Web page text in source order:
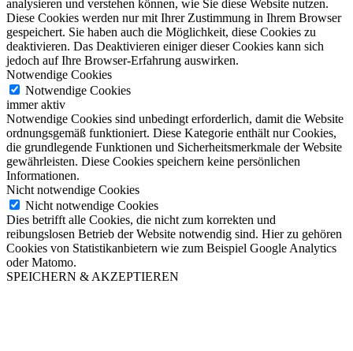
analysieren und verstehen können, wie Sie diese Website nutzen.
Diese Cookies werden nur mit Ihrer Zustimmung in Ihrem Browser
gespeichert. Sie haben auch die Möglichkeit, diese Cookies zu
deaktivieren. Das Deaktivieren einiger dieser Cookies kann sich
jedoch auf Ihre Browser-Erfahrung auswirken.
Notwendige Cookies
Notwendige Cookies
immer aktiv
Notwendige Cookies sind unbedingt erforderlich, damit die Website
ordnungsgemäß funktioniert. Diese Kategorie enthält nur Cookies,
die grundlegende Funktionen und Sicherheitsmerkmale der Website
gewährleisten. Diese Cookies speichern keine persönlichen
Informationen.
Nicht notwendige Cookies
Nicht notwendige Cookies
Dies betrifft alle Cookies, die nicht zum korrekten und
reibungslosen Betrieb der Website notwendig sind. Hier zu gehören
Cookies von Statistikanbietern wie zum Beispiel Google Analytics
oder Matomo.
SPEICHERN & AKZEPTIEREN